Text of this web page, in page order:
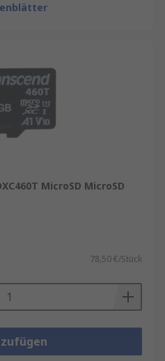
MicroSD MicroSD
78,50 €/Stück